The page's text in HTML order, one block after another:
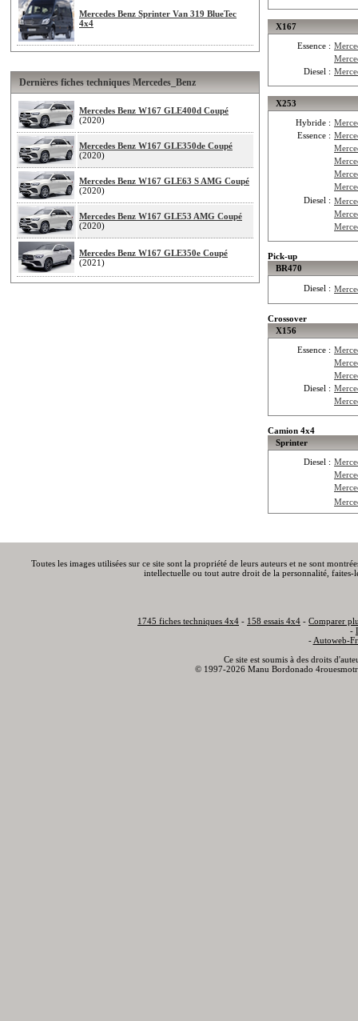
Mercedes Benz Sprinter Van 319 BlueTec
4x4
Dernières fiches techniques Mercedes_Benz
Mercedes Benz W167 GLE400d Coupé
(2020)
Mercedes Benz W167 GLE350de Coupé
(2020)
Mercedes Benz W167 GLE63 S AMG Coupé
(2020)
Mercedes Benz W167 GLE53 AMG Coupé
(2020)
Mercedes Benz W167 GLE350e Coupé
(2021)
X167
Essence :
Diesel :
X253
Hybride :
Essence :
Diesel :
Pick-up
BR470
Diesel :
Crossover
X156
Essence :
Diesel :
Camion 4x4
Sprinter
Diesel :
Toutes les images utilisées sur ce site sont la propriété de leurs auteurs et ne sont
intellectuelle ou tout autre droit de la personnalité,
1745 fiches techniques 4x4 - 158 essais 4x4 - Comparer
-
- Autoweb-
Ce site est soumis à des droits
© 1997-2026 Manu Bordonado